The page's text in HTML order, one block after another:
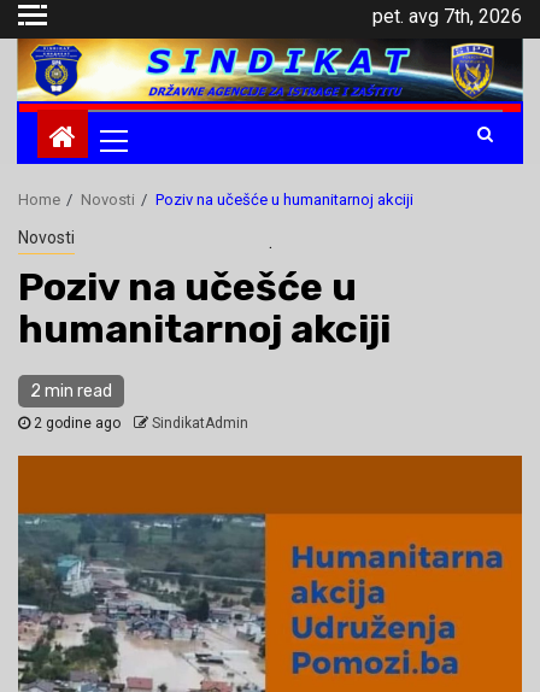
Skip
to
content
pet. avg 7th, 2026
.
Menu
Home Novosti Poziv na učešće u humanitarnoj akciji
Novosti
Poziv na učešće u
humanitarnoj akciji
2 min read
2 godine ago SindikatAdmin